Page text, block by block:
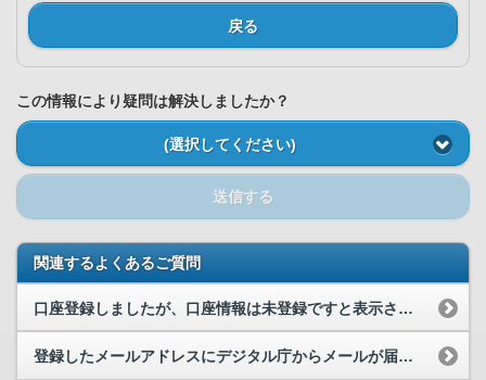
戻る
この情報により疑問は解決しましたか？
(選択してください)
送信する
関連するよくあるご質問
口座登録しましたが、口座情報は未登録ですと表示されてしまいます。なぜですか。
登録したメールアドレスにデジタル庁からメールが届きました。メールには、口座番号や暗証番号などの...